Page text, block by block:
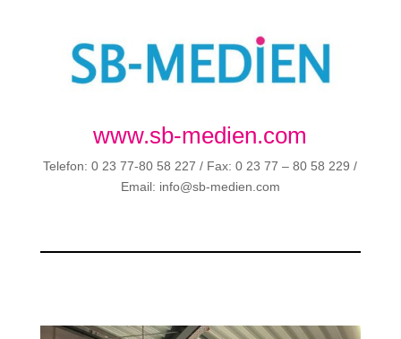
www.sb-medien.com
Telefon: 0 23 77-80 58 227 / Fax: 0 23 77 – 80 58 229 /
Email: info@sb-medien.com